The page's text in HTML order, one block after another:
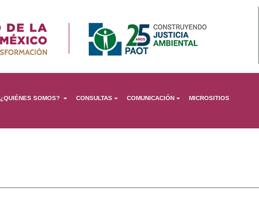
¿QUIÉNES SOMOS? CONSULTAS COMUNICACIÓN MICROSITIOS